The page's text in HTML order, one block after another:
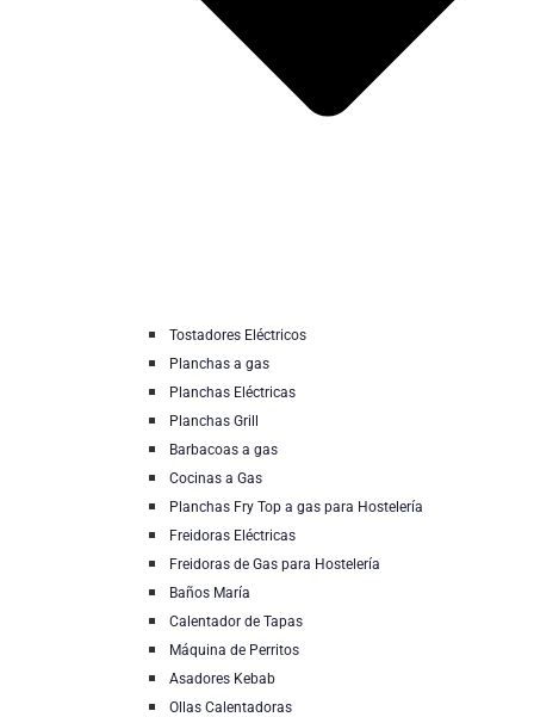
Tostadores Eléctricos
Planchas a gas
Planchas Eléctricas
Planchas Grill
Barbacoas a gas
Cocinas a Gas
Planchas Fry Top a gas para Hostelería
Freidoras Eléctricas
Freidoras de Gas para Hostelería
Baños María
Calentador de Tapas
Máquina de Perritos
Asadores Kebab
Ollas Calentadoras